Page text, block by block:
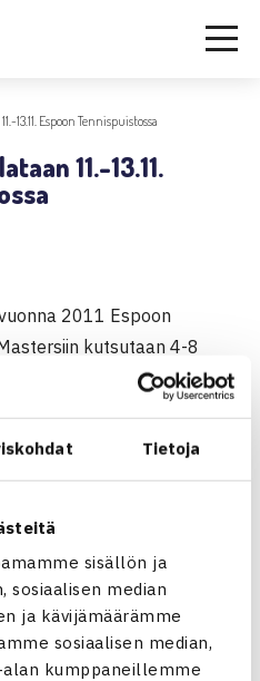
Tietoja
sisällön ja
sosiaalisen median
ja kävijämäärämme
sosiaalisen median,
kumppaneillemme
13.11. Espoon Tennispuistossa
11.-13.11.
2011 Espoon
kutsutaan 4-8
ovat keränneet eniten
kutsu kilpailuun.